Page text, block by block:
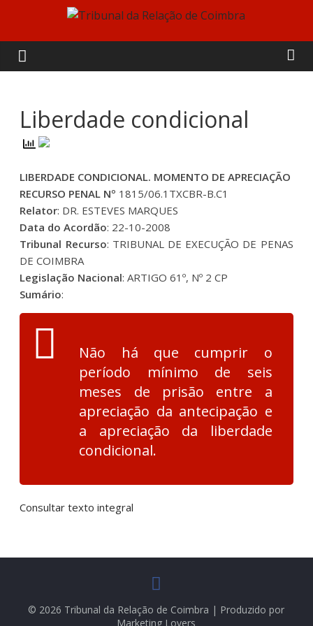
content
Tribunal
da
Relação
de
Coimbra
Liberdade condicional
LIBERDADE CONDICIONAL. MOMENTO DE APRECIAÇÃO
RECURSO PENAL Nº 1815/06.1TXCBR-B.C1
Relator: DR. ESTEVES MARQUES
Data do Acordão: 22-10-2008
Tribunal Recurso: TRIBUNAL DE EXECUÇÃO DE PENAS
DE COIMBRA
Legislação Nacional: ARTIGO 61º, Nº 2 CP
Sumário:
Não há que cumprir o
período mínimo de seis
meses de prisão entre a
apreciação da antecipação e
a apreciação da liberdade
condicional.
Consultar texto integral
© 2026 Tribunal da Relação de Coimbra | Produzido por
Marketing Lovers